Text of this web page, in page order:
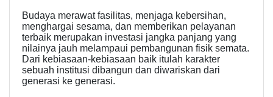
Budaya merawat fasilitas, menjaga kebersihan,
menghargai sesama, dan memberikan pelayanan
terbaik merupakan investasi jangka panjang yang
nilainya jauh melampaui pembangunan fisik semata.
Dari kebiasaan-kebiasaan baik itulah karakter
sebuah institusi dibangun dan diwariskan dari
generasi ke generasi.